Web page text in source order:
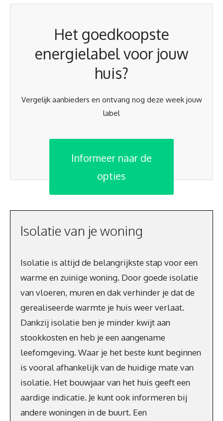
Het goedkoopste
energielabel voor jouw
huis?
Vergelijk aanbieders en ontvang nog deze week jouw
label
Informeer naar de
opties
Isolatie van je woning
Isolatie is altijd de belangrijkste stap voor een
warme en zuinige woning. Door goede isolatie
van vloeren, muren en dak verhinder je dat de
gerealiseerde warmte je huis weer verlaat.
Dankzij isolatie ben je minder kwijt aan
stookkosten en heb je een aangename
leefomgeving. Waar je het beste kunt beginnen
is vooral afhankelijk van de huidige mate van
isolatie. Het bouwjaar van het huis geeft een
aardige indicatie. Je kunt ook informeren bij
andere woningen in de buurt. Een